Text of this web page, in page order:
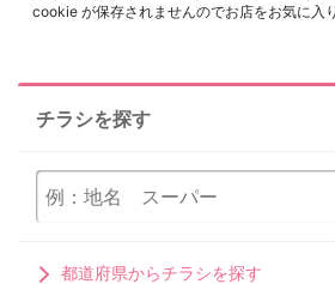
cookie が保存されませんのでお店をお気に入
チラシを探す
都道府県からチラシを探す